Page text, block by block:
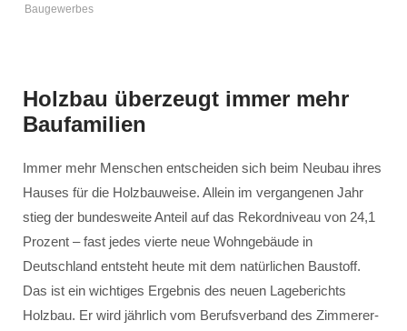
Baugewerbes
Holzbau überzeugt immer mehr
Baufamilien
Immer mehr Menschen entscheiden sich beim Neubau ihres
Hauses für die Holzbauweise. Allein im vergangenen Jahr
stieg der bundesweite Anteil auf das Rekordniveau von 24,1
Prozent – fast jedes vierte neue Wohngebäude in
Deutschland entsteht heute mit dem natürlichen Baustoff.
Das ist ein wichtiges Ergebnis des neuen Lageberichts
Holzbau. Er wird jährlich vom Berufsverband des Zimmerer-